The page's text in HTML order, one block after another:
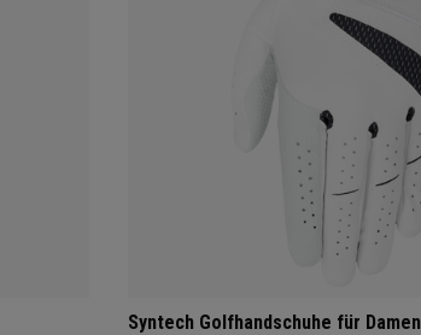
Syntech Golfhandschuhe für Damen